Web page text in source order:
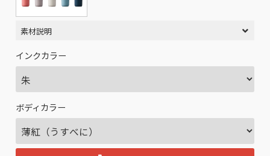
素材説明
インクカラー
ボディカラー